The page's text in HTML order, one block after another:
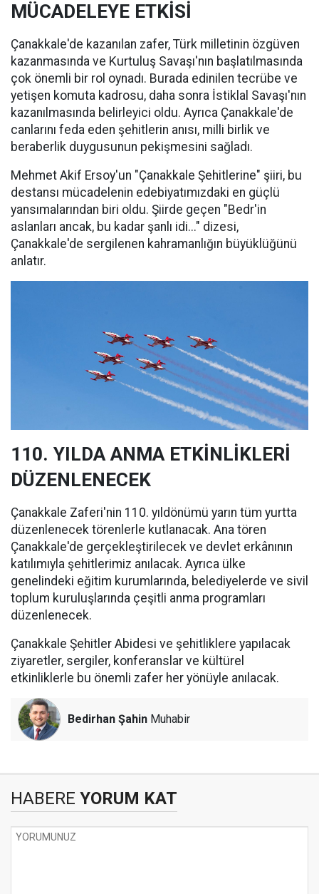
MÜCADELEYE ETKİSİ
Çanakkale'de kazanılan zafer, Türk milletinin özgüven
kazanmasında ve Kurtuluş Savaşı'nın başlatılmasında
çok önemli bir rol oynadı. Burada edinilen tecrübe ve
yetişen komuta kadrosu, daha sonra İstiklal Savaşı'nın
kazanılmasında belirleyici oldu. Ayrıca Çanakkale'de
canlarını feda eden şehitlerin anısı, milli birlik ve
beraberlik duygusunun pekişmesini sağladı.
Mehmet Akif Ersoy'un "Çanakkale Şehitlerine" şiiri, bu
destansı mücadelenin edebiyatımızdaki en güçlü
yansımalarından biri oldu. Şiirde geçen "Bedr'in
aslanları ancak, bu kadar şanlı idi..." dizesi,
Çanakkale'de sergilenen kahramanlığın büyüklüğünü
anlatır.
110. YILDA ANMA ETKİNLİKLERİ
DÜZENLENECEK
Çanakkale Zaferi'nin 110. yıldönümü yarın tüm yurtta
düzenlenecek törenlerle kutlanacak. Ana tören
Çanakkale'de gerçekleştirilecek ve devlet erkânının
katılımıyla şehitlerimiz anılacak. Ayrıca ülke
genelindeki eğitim kurumlarında, belediyelerde ve sivil
toplum kuruluşlarında çeşitli anma programları
düzenlenecek.
Çanakkale Şehitler Abidesi ve şehitliklere yapılacak
ziyaretler, sergiler, konferanslar ve kültürel
etkinliklerle bu önemli zafer her yönüyle anılacak.
Bedirhan Şahin Muhabir
HABERE YORUM KAT